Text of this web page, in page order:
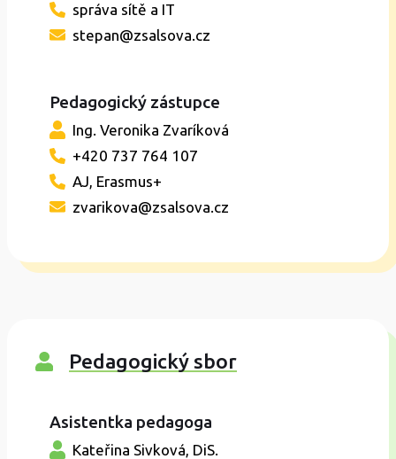
správa sítě a IT
stepan@zsalsova.cz
Pedagogický zástupce
Ing. Veronika Zvaríková
+420 737 764 107
AJ, Erasmus+
zvarikova@zsalsova.cz
Pedagogický sbor
Asistentka pedagoga
Kateřina Sivková, DiS.